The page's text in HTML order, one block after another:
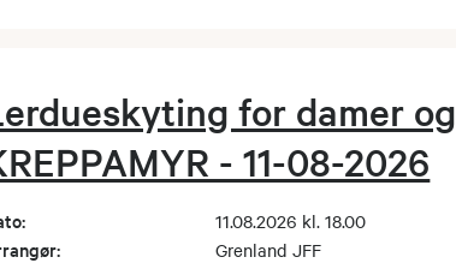
utvalget, tlf 90988619
for damer
- 11-08-2026
11.08.2026 kl. 18.00
Grenland JFF